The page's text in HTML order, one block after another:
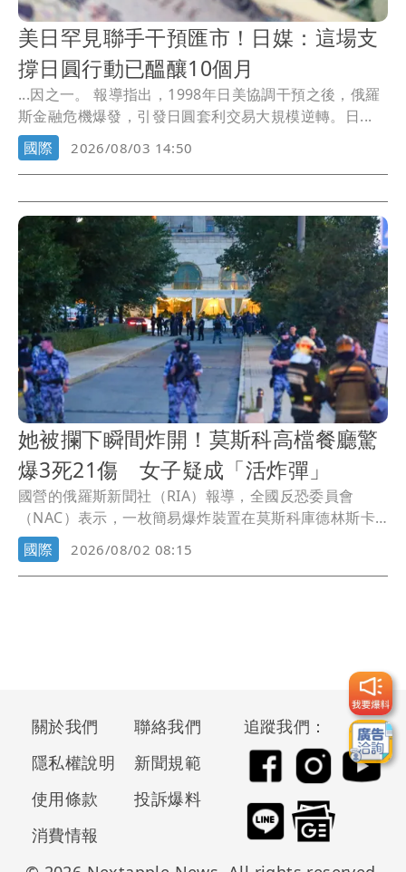
美日罕見聯手干預匯市！日媒：這場支
撐日圓行動已醞釀10個月
...因之一。 報導指出，1998年日美協調干預之後，俄羅
斯金融危機爆發，引發日圓套利交易大規模逆轉。日...
國際
2026/08/03 14:50
她被攔下瞬間炸開！莫斯科高檔餐廳驚
爆3死21傷 女子疑成「活炸彈」
國營的俄羅斯新聞社（RIA）報導，全國反恐委員會
（NAC）表示，一枚簡易爆炸裝置在莫斯科庫德林斯卡
亞...
國際 2026/08/02 08:15
關於我們
聯絡我們
隱私權說明
新聞規範
使用條款
投訴爆料
消費情報
追蹤我們：